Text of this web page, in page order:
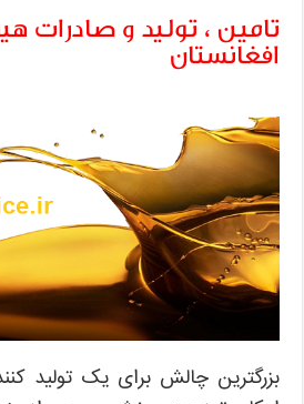
تامین ، تولید و صادرات
افغانستان
بزرگترین چالش برای یک تولید